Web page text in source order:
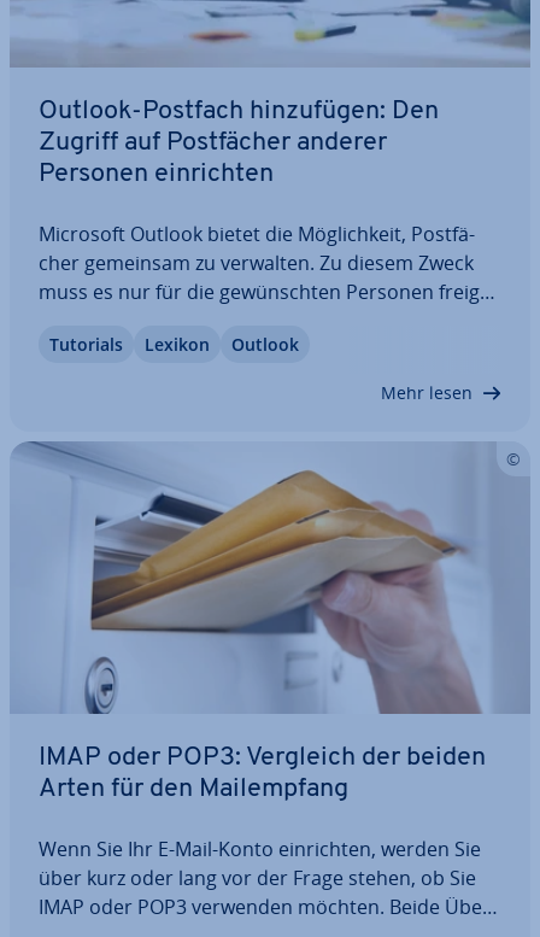
Outlook-Postfach hin­zu­fü­gen: Den
Zugriff auf Post­fä­cher anderer
Personen ein­rich­ten
Microsoft Outlook bietet die Mög­lich­keit, Post­fä­
cher gemeinsam zu verwalten. Zu diesem Zweck
muss es nur für die ge­wünsch­ten Personen frei­ge­
wähl­ten User das Postfach dem eigenen Outlook-
Tutorials Lexikon Outlook
Mehr lesen
IMAP oder POP3: Vergleich der beiden
Arten für den Mail­emp­fang
Wenn Sie Ihr E-Mail-Konto ein­rich­ten, werden Sie
über kurz oder lang vor der Frage stehen, ob Sie
IMAP oder POP3 verwenden möchten. Beide Über­